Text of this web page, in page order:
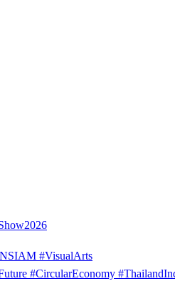
#VisualArts
#CircularEconomy